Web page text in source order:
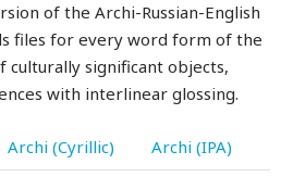
of the Archi-Russian-English
files for every word form of the
culturally significant objects,
with interlinear glossing.
Archi (Cyrillic) Archi (IPA)